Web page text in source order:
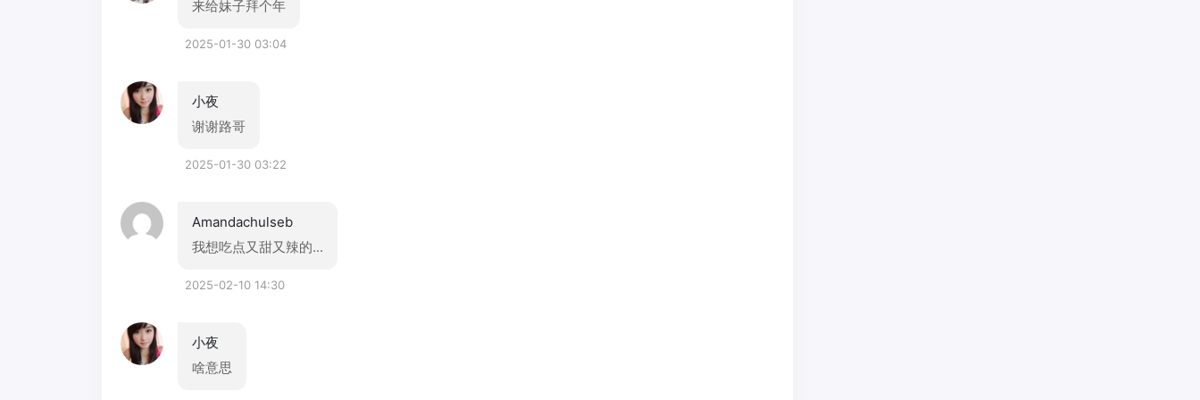
来给妹子拜个年
2025-01-30 03:04
小夜
谢谢路哥
2025-01-30 03:22
Amandachulseb
我想吃点又甜又辣的...
2025-02-10 14:30
小夜
啥意思